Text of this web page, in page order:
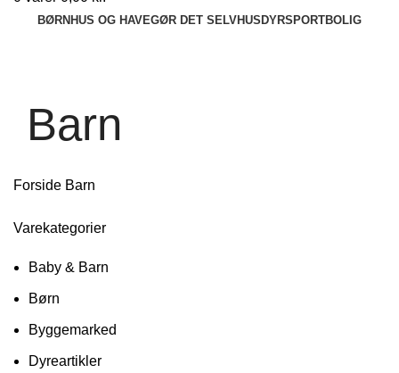
BØRNHUS OG HAVEGØR DET SELVHUSDYRSPORTBOLIG
Barn
Forside Barn
Varekategorier
Baby & Barn
Børn
Byggemarked
Dyreartikler